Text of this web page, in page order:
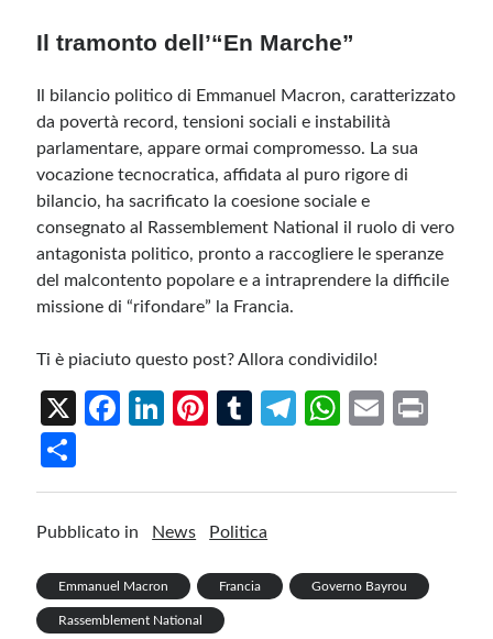
Il tramonto dell’“En Marche”
Il bilancio politico di Emmanuel Macron, caratterizzato
da povertà record, tensioni sociali e instabilità
parlamentare, appare ormai compromesso. La sua
vocazione tecnocratica, affidata al puro rigore di
bilancio, ha sacrificato la coesione sociale e
consegnato al Rassemblement National il ruolo di vero
antagonista politico, pronto a raccogliere le speranze
del malcontento popolare e a intraprendere la difficile
missione di “rifondare” la Francia.
Ti è piaciuto questo post? Allora condividilo!
X
Fa
o
k
Li
n
Pi
t
T
r
Te
W
p
E
h
ar
Pubblicato in News Politica
Emmanuel Macron Francia Governo Bayrou
Rassemblement National